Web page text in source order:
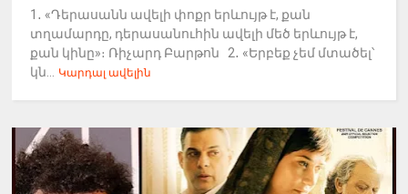
1․ «Դերասանն ավելի փոքր երևույթ է, քան
տղամարդը, դերասանուհին ավելի մեծ երևույթ է,
քան կինը»։ Ռիչարդ Բարթոն 2․ «Երբեք չեմ մտածել՝
կն...
Կարդալ ավելին